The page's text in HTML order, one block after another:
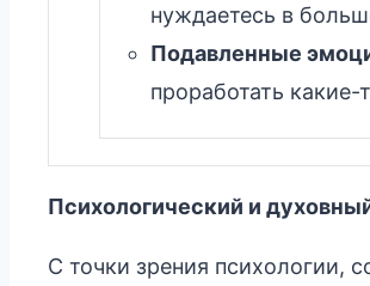
нуждаетесь в
Подавленные
проработать
Психологический и
С точки зрения психологии,